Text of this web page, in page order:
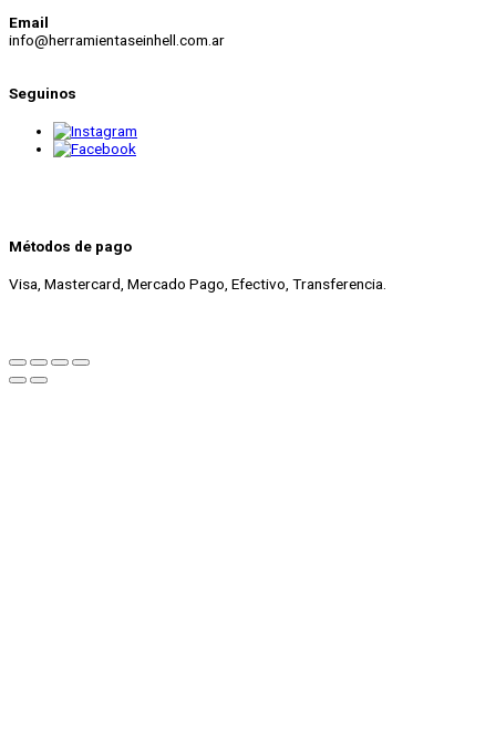
Email
info@herramientaseinhell.com.ar
Seguinos
Métodos de pago
Visa, Mastercard, Mercado Pago, Efectivo, Transferencia.